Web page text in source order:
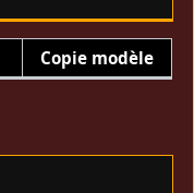
Copie modèle